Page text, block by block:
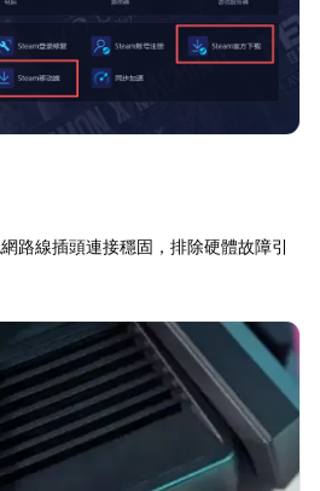
路線插頭連接穩固，排除硬體故障引